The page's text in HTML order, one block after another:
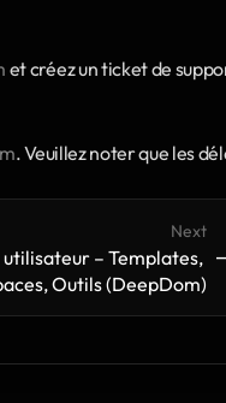
et créez un ticket de
. Veuillez noter que les
Next
– Templates,
Outils (DeepDom)
->